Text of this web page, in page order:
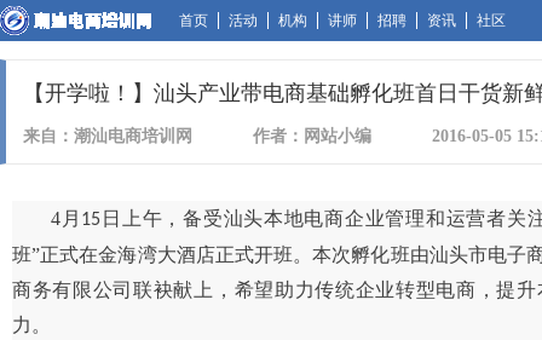
首页 活动 机构 讲师 招聘 资讯 社区
【开学啦！】汕头产业带电商基础孵化班首日干货新
来自：潮汕电商培训网 作者：网站小编 2016-05-05
4月 15 日上午，备受汕头本地电商企业管理和运营者关
班”正式在金海湾大酒店正式开班。本次孵化班由汕头市电子
商务有限公司联袂献上，希望助力传统企业转型电商，提
力。